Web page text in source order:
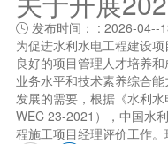
发布时间： : 2026-04--
为促进水利水电工程建设
良好的项目管理人才培养
业务水平和技术素养综合
发展的需要，根据《水利
WEC 23-2021），中国水
程施工项目经理评价工作。